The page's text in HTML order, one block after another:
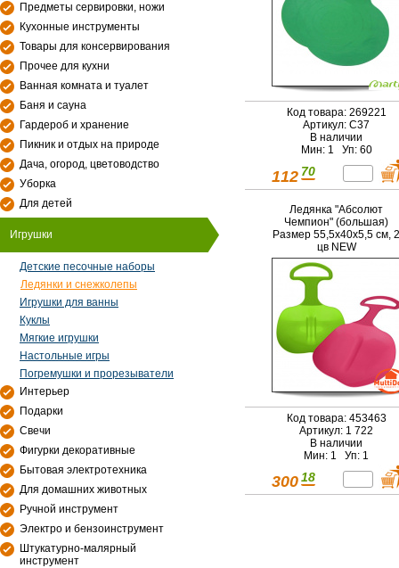
Предметы сервировки, ножи
Кухонные инструменты
Товары для консервирования
Прочее для кухни
Ванная комната и туалет
Баня и сауна
Гардероб и хранение
Пикник и отдых на природе
Дача, огород, цветоводство
Уборка
Для детей
Игрушки
Детские песочные наборы
Ледянки и снежколепы
Игрушки для ванны
Куклы
Мягкие игрушки
Настольные игры
Погремушки и прорезыватели
Интерьер
Подарки
Свечи
Фигурки декоративные
Бытовая электротехника
Для домашних животных
Ручной инструмент
Электро и бензоинструмент
Штукатурно-малярный
инструмент
Код товара: 269221
Артикул: С37
В наличии
Мин: 1 Уп: 60
112 70
Ледянка "Абсолют
Чемпион" (большая)
Размер 55,5х40х5,5 см, 2
цв NEW
Код товара: 453463
Артикул: 1 722
В наличии
Мин: 1 Уп: 1
300 18